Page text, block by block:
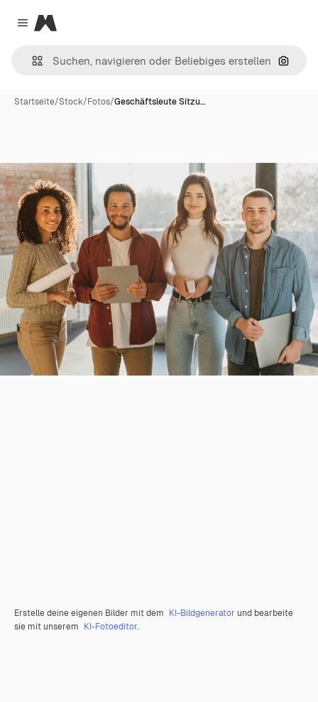
Close menu
Magnific
Nach
Startseite/Stock/Fotos/Geschäftsleute Sitzu…
Erstelle deine eigenen Bilder mit dem KI-Bildgenerator und bearbeite
sie mit unserem KI-Fotoeditor.